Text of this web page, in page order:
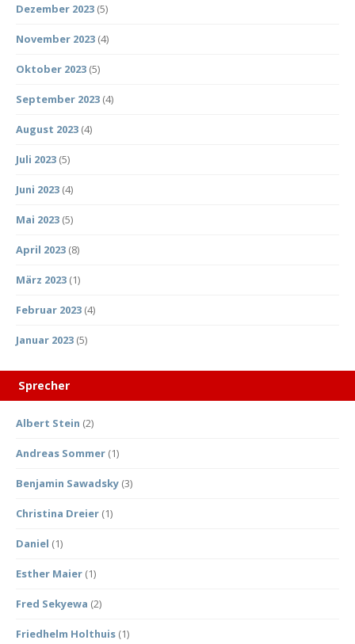
Dezember 2023 (5)
November 2023 (4)
Oktober 2023 (5)
September 2023 (4)
August 2023 (4)
Juli 2023 (5)
Juni 2023 (4)
Mai 2023 (5)
April 2023 (8)
März 2023 (1)
Februar 2023 (4)
Januar 2023 (5)
Sprecher
Albert Stein (2)
Andreas Sommer (1)
Benjamin Sawadsky (3)
Christina Dreier (1)
Daniel (1)
Esther Maier (1)
Fred Sekyewa (2)
Friedhelm Holthuis (1)